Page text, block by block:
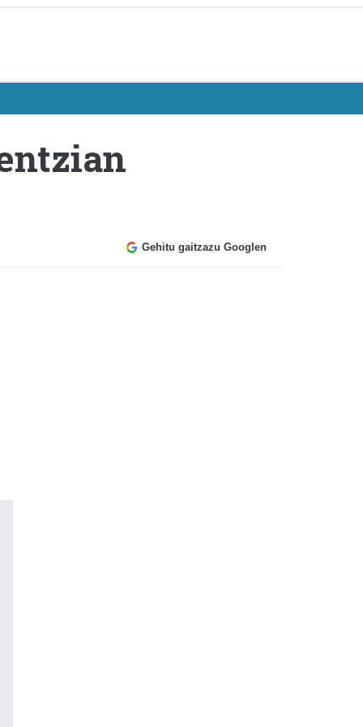
Gehitu gaitzazu Googlen